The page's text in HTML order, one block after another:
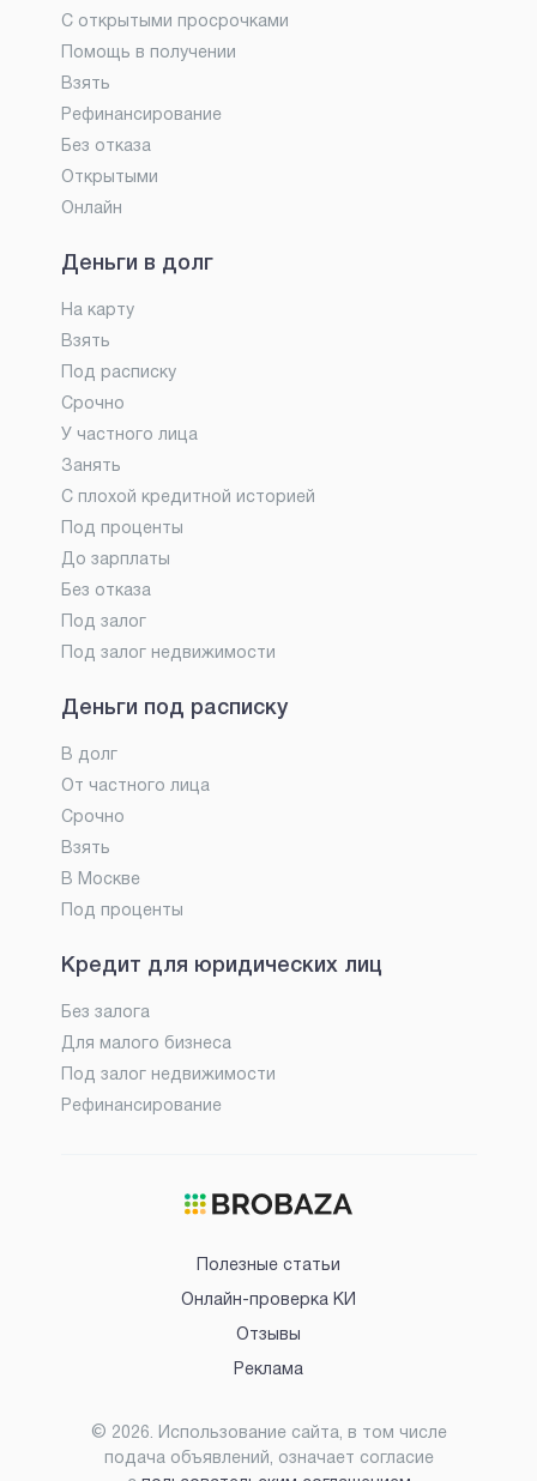
С открытыми просрочками
Помощь в получении
Взять
Рефинансирование
Без отказа
Открытыми
Онлайн
Деньги в долг
На карту
Взять
Под расписку
Срочно
У частного лица
Занять
С плохой кредитной историей
Под проценты
До зарплаты
Без отказа
Под залог
Под залог недвижимости
Деньги под расписку
В долг
От частного лица
Срочно
Взять
В Москве
Под проценты
Кредит для юридических лиц
Без залога
Для малого бизнеса
Под залог недвижимости
Рефинансирование
Полезные статьи
Онлайн-проверка КИ
Отзывы
Реклама
© 2026. Использование сайта, в том числе
подача объявлений, означает согласие